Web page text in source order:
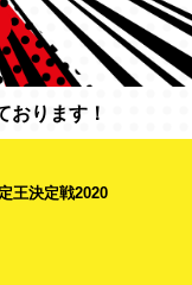
おります！
王決定戦2020